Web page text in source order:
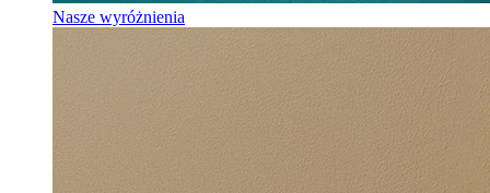
Nasze wyróżnienia